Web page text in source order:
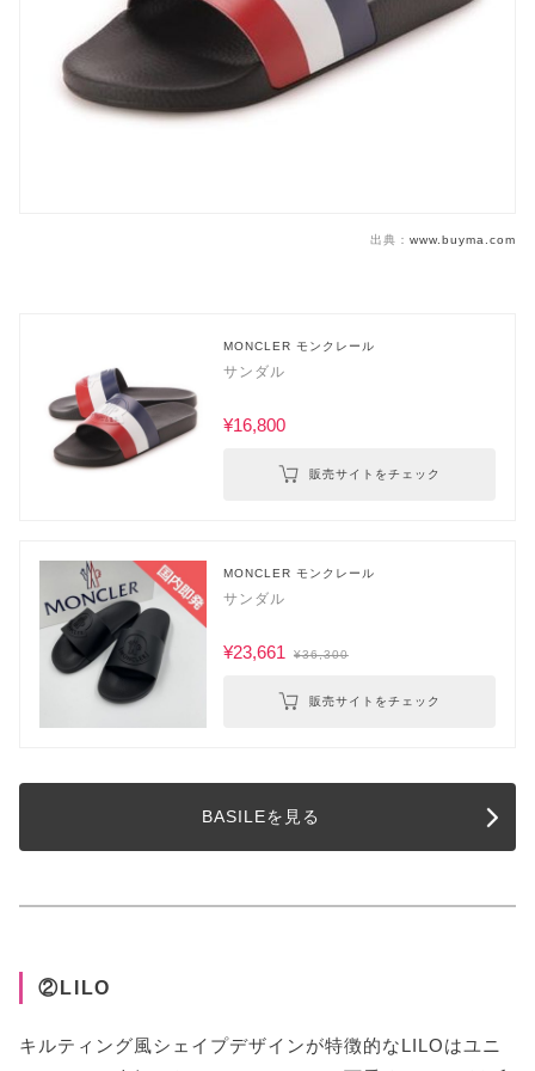
出典： www.buyma.com
MONCLER モンクレール
サンダル
¥16,800
販売サイトをチェック
MONCLER モンクレール
サンダル
¥23,661 ¥36,300
販売サイトをチェック
BASILEを見る
②LILO
キルティング風シェイプデザインが特徴的なLILOはユニ